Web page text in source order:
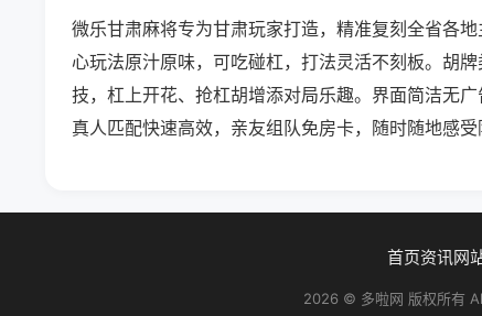
微乐甘肃麻将专为甘肃玩家打造，精准复刻全省各
心玩法原汁原味，可吃碰杠，打法灵活不刻板。胡
技，杠上开花、抢杠胡增添对局乐趣。界面简洁无
真人匹配快速高效，亲友组队免房卡，随时随地感受
首页资讯网
2026 © 多啦网 版权所有